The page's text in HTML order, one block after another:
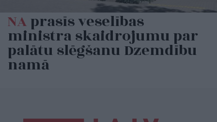
NAprasīs veselības
ministra skaidrojumu par
palātu slēgšanu Dzemdību
namā